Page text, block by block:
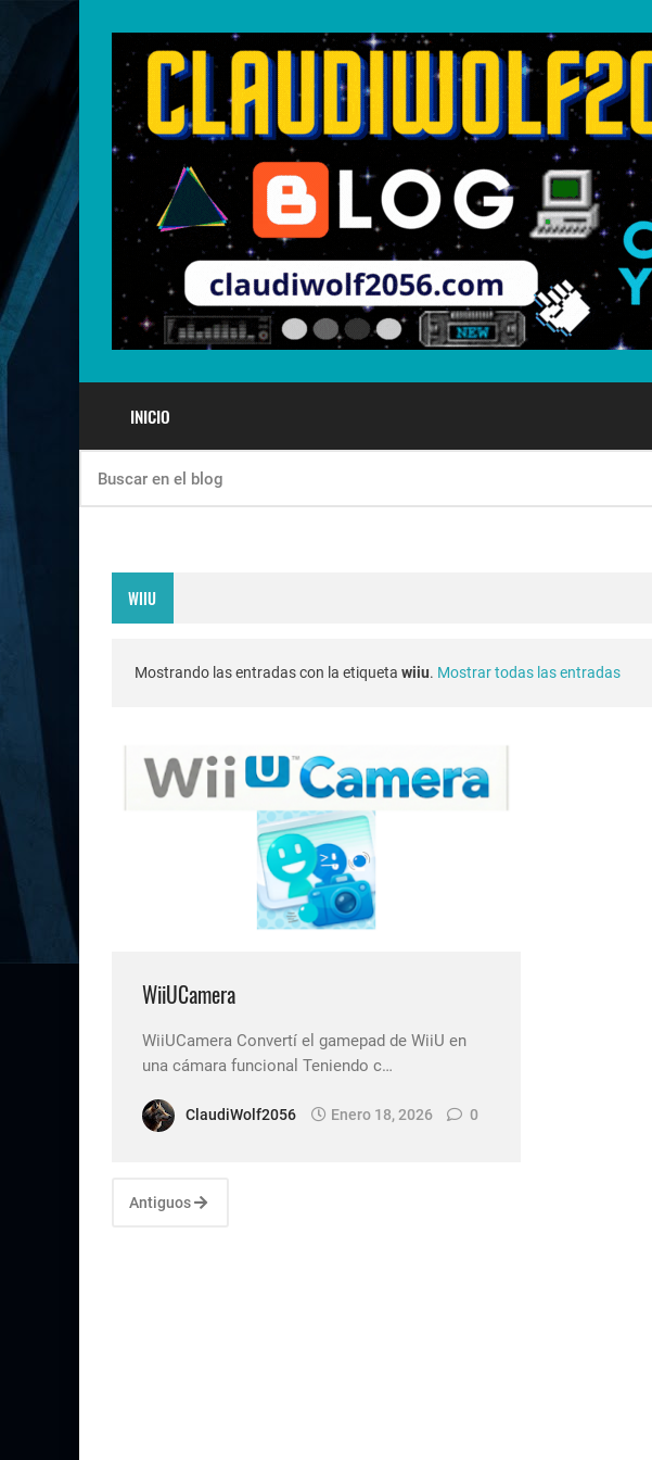
INICIO
WIIU
Mostrando las entradas con la etiqueta wiiu. Mostrar todas las entradas
WiiUCamera
WiiUCamera Convertí el gamepad de WiiU en
una cámara funcional Teniendo c…
ClaudiWolf2056 Enero 18, 2026 0
Antiguos